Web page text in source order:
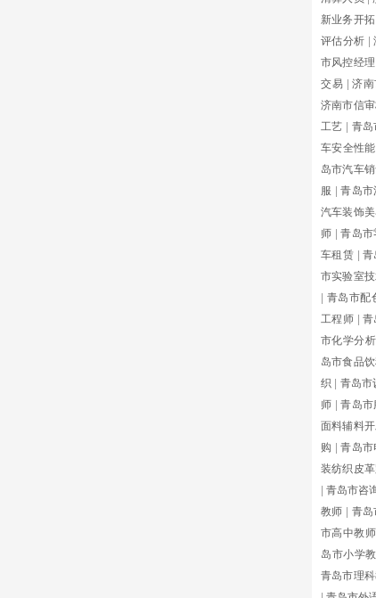
新业务开拓
评估分析
市风控经理
交易
济
济南市信
工艺
青
车安全性能
岛市汽车
服
青岛市
汽车装饰
师
青岛市
车租赁
青
市实验室
青岛市配
工程师
青
市化学分析
岛市食品
织
青岛市
师
青岛市
面料辅料
购
青岛市
装纺织皮
青岛市咨
教师
青
市高中教师
岛市小学
青岛市理